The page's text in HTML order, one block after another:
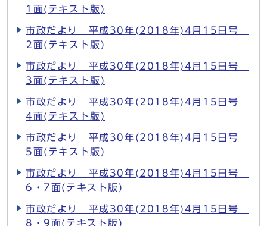
1面(テキスト版)
市政だより 平成30年(2018年)4月15日号
2面(テキスト版)
市政だより 平成30年(2018年)4月15日号
3面(テキスト版)
市政だより 平成30年(2018年)4月15日号
4面(テキスト版)
市政だより 平成30年(2018年)4月15日号
5面(テキスト版)
市政だより 平成30年(2018年)4月15日号
6・7面(テキスト版)
市政だより 平成30年(2018年)4月15日号
8・9面(テキスト版)